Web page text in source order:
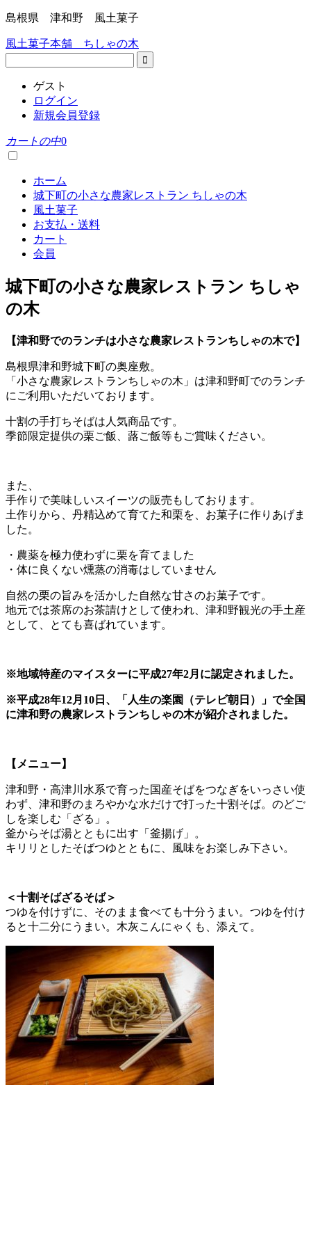
島根県 津和野 風土菓子
風土菓子本舗 ちしゃの木
ゲスト
ログイン
新規会員登録
カートの中0
ホーム
城下町の小さな農家レストラン ちしゃの木
風土菓子
お支払・送料
カート
会員
城下町の小さな農家レストラン ちしゃ
の木
【津和野でのランチは小さな農家レストランちしゃの木で】
島根県津和野城下町の奥座敷。
「小さな農家レストランちしゃの木」は津和野町でのランチ
にご利用いただいております。
十割の手打ちそばは人気商品です。
季節限定提供の栗ご飯、蕗ご飯等もご賞味ください。
また、
手作りで美味しいスイーツの販売もしております。
土作りから、丹精込めて育てた和栗を、お菓子に作りあげま
した。
・農薬を極力使わずに栗を育てました
・体に良くない燻蒸の消毒はしていません
自然の栗の旨みを活かした自然な甘さのお菓子です。
地元では茶席のお茶請けとして使われ、津和野観光の手土産
として、とても喜ばれています。
※地域特産のマイスターに平成27年2月に認定されました。
※平成28年12月10日、「人生の楽園（テレビ朝日）」で全国
に津和野の農家レストランちしゃの木が紹介されました。
【メニュー】
津和野・高津川水系で育った国産そばをつなぎをいっさい使
わず、津和野のまろやかな水だけで打った十割そば。のどご
しを楽しむ「ざる」。
釜からそば湯とともに出す「釜揚げ」。
キリリとしたそばつゆとともに、風味をお楽しみ下さい。
＜十割そばざるそば＞
つゆを付けずに、そのまま食べても十分うまい。つゆを付け
ると十二分にうまい。木灰こんにゃくも、添えて。